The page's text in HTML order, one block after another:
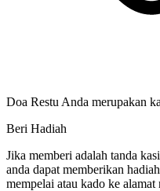
Doa Restu Anda merupakan
Beri Hadiah
Jika memberi adalah tanda
anda dapat memberikan
mempelai atau kado ke alamat